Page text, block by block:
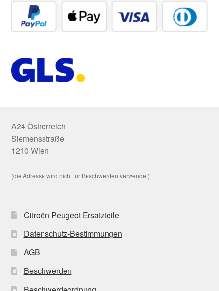
A24 Östrerreich
Siemensstraße
1210 Wien
(die Adresse wird nicht für Beschwerden verwendet)
Citroën Peugeot Ersatzteile
Datenschutz-Bestimmungen
AGB
Beschwerden